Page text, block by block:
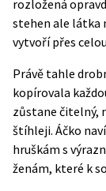
rozložená
stehen ale látka
vytvoří přes
Právě tahle
kopírovala
zůstane čitelný,
štíhleji. Áčko
hruškám s
ženám, které k